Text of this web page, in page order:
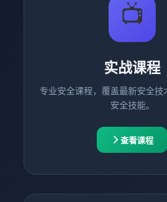
📺
实战课程
专业安全课程，覆盖最新安全技
安全技能。
查看课程